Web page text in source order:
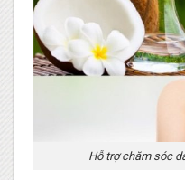
Hỗ trợ chăm sóc